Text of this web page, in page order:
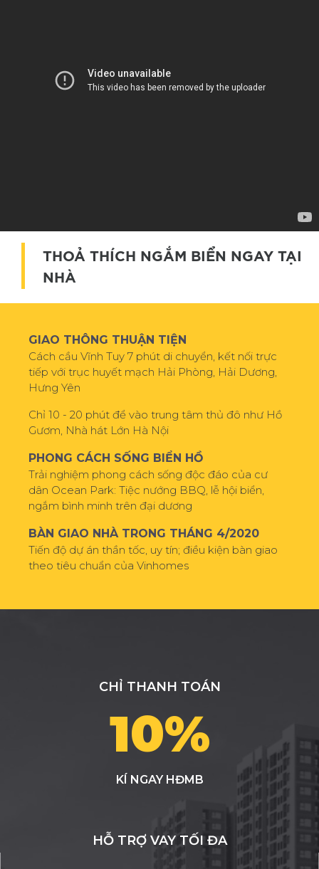
THOẢ THÍCH NGẮM BIỂN NGAY TẠI
NHÀ
GIAO THÔNG THUẬN TIỆN
Cách cầu Vĩnh Tuy 7 phút di chuyển, kết nối trực
tiếp với trục huyết mạch Hải Phòng, Hải Dương,
Hưng Yên
Chỉ 10 - 20 phút để vào trung tâm thủ đô như Hồ
Gươm, Nhà hát Lớn Hà Nội
PHONG CÁCH SỐNG BIỂN HỒ
Trải nghiệm phong cách sống độc đáo của cư
dân Ocean Park: Tiệc nướng BBQ, lễ hội biển,
ngắm bình minh trên đại dương
BÀN GIAO NHÀ TRONG THÁNG 4/2020
Tiến độ dự án thần tốc, uy tín; điều kiện bàn giao
theo tiêu chuẩn của Vinhomes
CHỈ THANH TOÁN
10%
KÍ NGAY HĐMB
HỖ TRỢ VAY TỐI ĐA